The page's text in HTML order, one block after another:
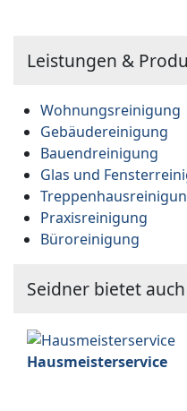
Leistungen &
Wohnungsreinigung
Gebäudereinigung
Bauendreinigung
Glas und
Praxisreinigung
Büroreinigung
Seidner bietet
Hausmeisterservice